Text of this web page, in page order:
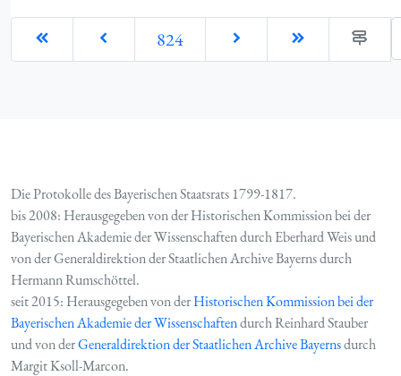
824
Die Protokolle des Bayerischen Staatsrats 1799-1817.
bis 2008: Herausgegeben von der Historischen Kommission bei der
Bayerischen Akademie der Wissenschaften durch Eberhard Weis und
von der Generaldirektion der Staatlichen Archive Bayerns durch
Hermann Rumschöttel.
seit 2015: Herausgegeben von derHistorischen Kommission bei der
Bayerischen Akademie der Wissenschaftendurch Reinhard Stauber
und von derGeneraldirektion der Staatlichen Archive Bayernsdurch
Margit Ksoll-Marcon.